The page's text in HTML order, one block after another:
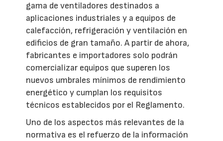
gama de ventiladores destinados a
aplicaciones industriales y a equipos de
calefacción, refrigeración y ventilación en
edificios de gran tamaño. A partir de ahora,
fabricantes e importadores solo podrán
comercializar equipos que superen los
nuevos umbrales mínimos de rendimiento
energético y cumplan los requisitos
técnicos establecidos por el Reglamento.
Uno de los aspectos más relevantes de la
normativa es el refuerzo de la información